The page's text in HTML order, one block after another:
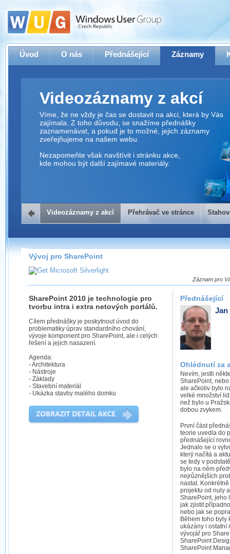
Úvod O nás Přednášející Záznamy
Videozáznamy z akcí
Víme, že ne vždy je čas se dostavit na akci, která by Vás
zajímala. Z toho důvodu, se snažíme přednášky
zaznamenávat, a pokud je to možné, jejich záznamy
zveřejňujeme na našem webu.
Nezapomeňte však navštívit i stránku akce,
kde mohou být další zajímavé materiály.
Přehrávač ve stránce
Záznamy na našem webu můžete pohodlně sledovat
přímo na stránce s využitím našehoHTML 5nebo
Silverlightpřehrávače.
Stránka se sama rozhodne, na základě toho, jaké
technologie podporuje Váš prohlížeč, který přehrávač
použít, abyste záznam mohli sledovat v nejvyšší
možné kvalitě.
Stahování záznamů
Víme, že občas chcete sledovat záznamy i v místech,
kde není připojení k internetu, což současný přehrávač
neumožňuje, proto umožňujeme stahování vybraných
záznamů.
Velmi staré záznamy máme historicky uložené
ve formátu, který není vhodný pro stahování,
proto je ke stažení nenabízíme.
Videozáznamy z akcí Přehrávač ve stránce
Vývoj pro SharePoint
Záznam pro
SharePoint 2010 je technologie pro
tvorbu intra i extra netových portálů.
Cílem přednášky je poskytnout úvod do
problematiky úprav standardního chování,
vývoje komponent pro SharePoint, ale i celých
řešení a jejich nasazení.
Agenda:
- Architektura
- Nástroje
- Základy
- Stavební materiál
- Ukázka stavby malého domku
Přednášející
Jan
Ohlédnutí za
Nevím, jestli
SharePoint,
ale ačkoliv bylo
velké množství
než bylo u
dobou zvykem.
První část
teorie uvedla do
přednášející
Jednalo se o
který načítá a
se tedy v
bylo na něm
nejrůznějších
nastat.
projektu od nuly
SharePoint, jeho
jak zjistit
nebo jak se
Během toho byly
ukázány i ostatní
vývojář pro
SharePoint
SharePoint